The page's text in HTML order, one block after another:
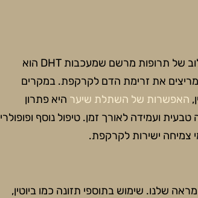
קיימים כיום מגוון טיפולים שהוכחו מחקרית כיעילים. לגברים, שילוב של תרופות מרשם שמעכבות DHT הוא
את זרימת הדם לקרקפת. במקרים
האפשרות של השתלת שיער היא פתרון
ועמידה לאורך זמן. טיפול נוסף ופופולרי
שלנו. שימוש בתוספי תזונה כמו ביוטין,